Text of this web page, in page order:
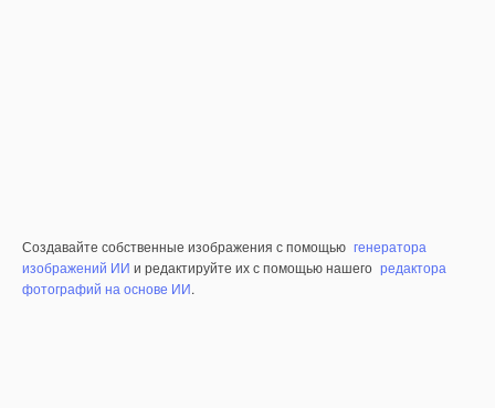
Создавайте собственные изображения с помощью генератора
изображений ИИ и редактируйте их с помощью нашего редактора
фотографий на основе ИИ.